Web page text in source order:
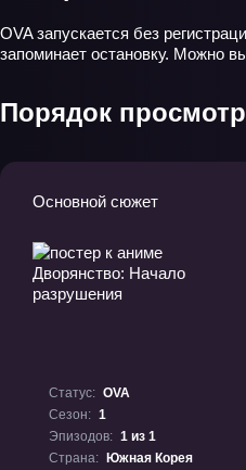
OVA запускается без
запоминает остановку. Можно
Порядок
Основной сюжет
Статус: OVA
Сезон: 1
Эпизодов: 1 из 1
Страна:
Южная Корея